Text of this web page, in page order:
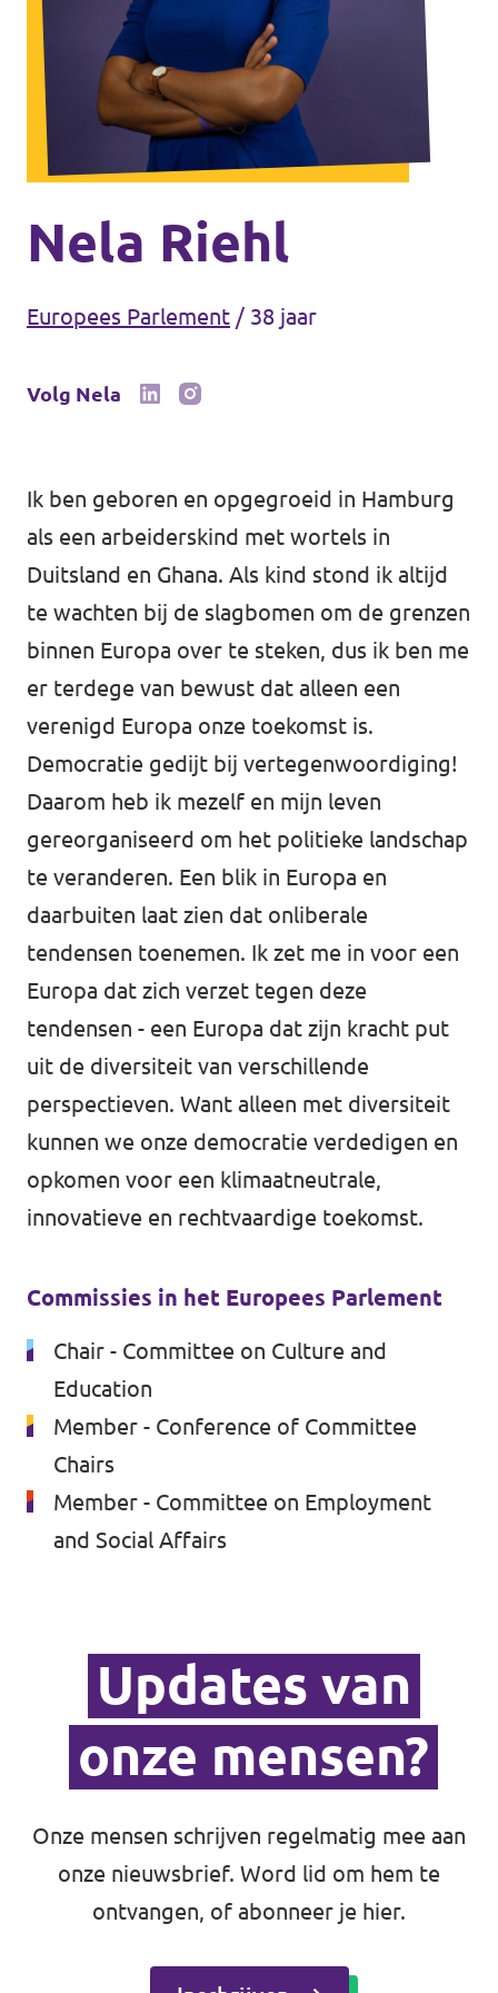
Volt Drenthe
Volt Fryslân
Volt Provincie Utrecht
...alle Volt provincies
Agenda
Doneer
Word lid
Doneer
Werken bij Volt
Contact
Sprekersaanvraag
Volt There - Buitenlandstichting Volt
Charge - Wetenschappelijk Platform Volt
Nela Riehl
Europees Parlement / 38 jaar
Volg Nela
Ik ben geboren en opgegroeid in Hamburg
als een arbeiderskind met wortels in
Duitsland en Ghana. Als kind stond ik altijd
te wachten bij de slagbomen om de grenzen
binnen Europa over te steken, dus ik ben me
er terdege van bewust dat alleen een
verenigd Europa onze toekomst is.
Democratie gedijt bij vertegenwoordiging!
Daarom heb ik mezelf en mijn leven
gereorganiseerd om het politieke landschap
te veranderen. Een blik in Europa en
daarbuiten laat zien dat onliberale
tendensen toenemen. Ik zet me in voor een
Europa dat zich verzet tegen deze
tendensen - een Europa dat zijn kracht put
uit de diversiteit van verschillende
perspectieven. Want alleen met diversiteit
kunnen we onze democratie verdedigen en
opkomen voor een klimaatneutrale,
innovatieve en rechtvaardige toekomst.
Commissies in het Europees Parlement
Chair - Committee on Culture and
Education
Member - Conference of Committee
Chairs
Member - Committee on Employment
and Social Affairs
Updates van
onze mensen?
Onze mensen schrijven regelmatig mee aan
onze nieuwsbrief. Word lid om hem te
ontvangen, of abonneer je hier.